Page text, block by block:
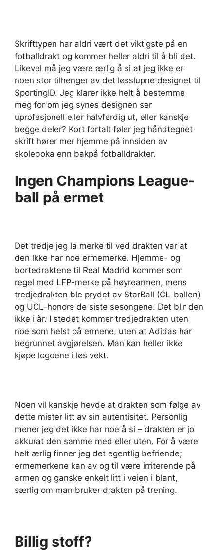
Skrifttypen har aldri vært det viktigste på en
fotballdrakt og kommer heller aldri til å bli det.
Likevel må jeg være ærlig å si at jeg ikke er
noen stor tilhenger av det løsslupne designet til
SportingID. Jeg klarer ikke helt å bestemme
meg for om jeg synes designen ser
uprofesjonell eller halvferdig ut, eller kanskje
begge deler? Kort fortalt føler jeg håndtegnet
skrift hører mer hjemme på innsiden av
skoleboka enn bakpå fotballdrakter.
Ingen Champions League-
ball på ermet
Det tredje jeg la merke til ved drakten var at
den ikke har noe ermemerke. Hjemme- og
bortedraktene til Real Madrid kommer som
regel med LFP-merke på høyrearmen, mens
tredjedrakten ble prydet av StarBall (CL-ballen)
og UCL-honors de siste sesongene. Det blir den
ikke i år. I stedet kommer tredjedrakten uten
noe som helst på ermene, uten at Adidas har
begrunnet avgjørelsen. Man kan heller ikke
kjøpe logoene i løs vekt.
Noen vil kanskje hevde at drakten som følge av
dette mister litt av sin autentisitet. Personlig
mener jeg det ikke har noe å si – drakten er jo
akkurat den samme med eller uten. For å være
helt ærlig finner jeg det egentlig befriende;
ermemerkene kan av og til være irriterende på
armen og ganske enkelt litt i veien i blant,
særlig om man bruker drakten på trening.
Billig stoff?